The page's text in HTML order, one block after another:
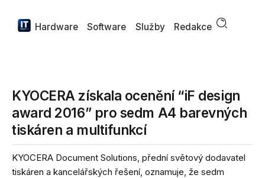
Hardware Software Služby Redakce
KYOCERA získala ocenění “iF design
award 2016” pro sedm A4 barevných
tiskáren a multifunkcí
KYOCERA Document Solutions, přední světový dodavatel
tiskáren a kancelářských řešení, oznamuje, že sedm